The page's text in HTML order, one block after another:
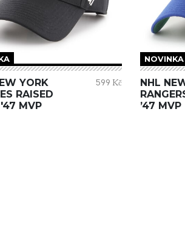
YORK
RAISED
MVP
599 Kč
NOVINKA
NHL
’47 MVP